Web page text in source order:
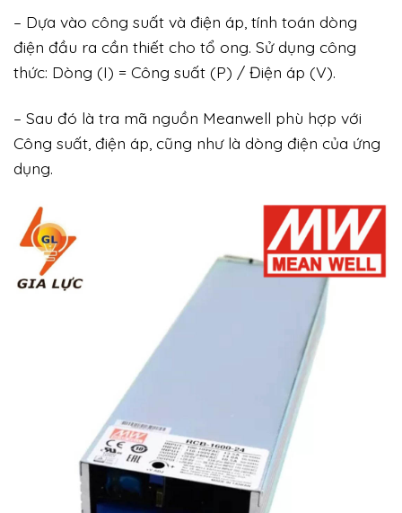
– Dựa vào công suất và điện áp, tính toán dòng
điện đầu ra cần thiết cho tổ ong. Sử dụng công
thức: Dòng (I) = Công suất (P) / Điện áp (V).
– Sau đó là tra mã nguồn Meanwell phù hợp với
Công suất, điện áp, cũng như là dòng điện của ứng
dụng.